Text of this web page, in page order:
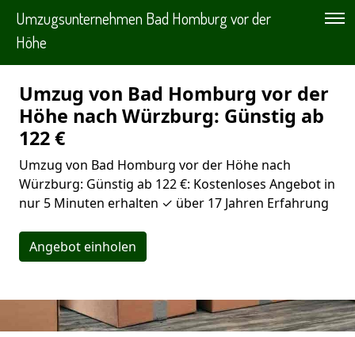
Umzugsunternehmen Bad Homburg vor der
Höhe
Umzug von Bad Homburg vor der
Höhe nach Würzburg: Günstig ab
122 €
Umzug von Bad Homburg vor der Höhe nach
Würzburg: Günstig ab 122 €: Kostenloses Angebot in
nur 5 Minuten erhalten ✓ über 17 Jahren Erfahrung
Angebot einholen